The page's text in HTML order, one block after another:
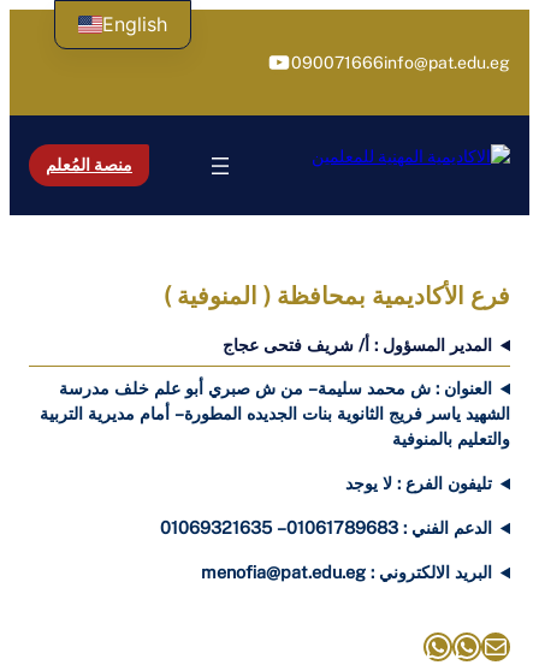
المحتوى
info@pat.edu.eg
090071666يوتيوب
منصة المُعلم
فرع الأكاديمية بمحافظة ( المنوفية )
المدير المسؤول : أ/ شريف فتحى عجاج
العنوان : ش محمد سليمة – من ش صبري أبو علم خلف مدرسة
الشهيد ياسر فريج الثانوية بنات الجديده المطورة – أمام مديرية التربية
والتعليم بالمنوفية
تليفون الفرع : لا يوجد
الدعم الفني : 01061789683 – 01069321635
البريد الالكتروني : menofia@pat.edu.eg
بريد واتسابواتساب
English